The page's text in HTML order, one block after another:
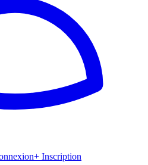
+ Inscription